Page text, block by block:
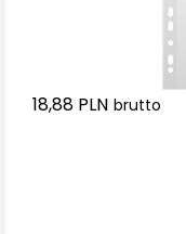
18,88 PLN brutto